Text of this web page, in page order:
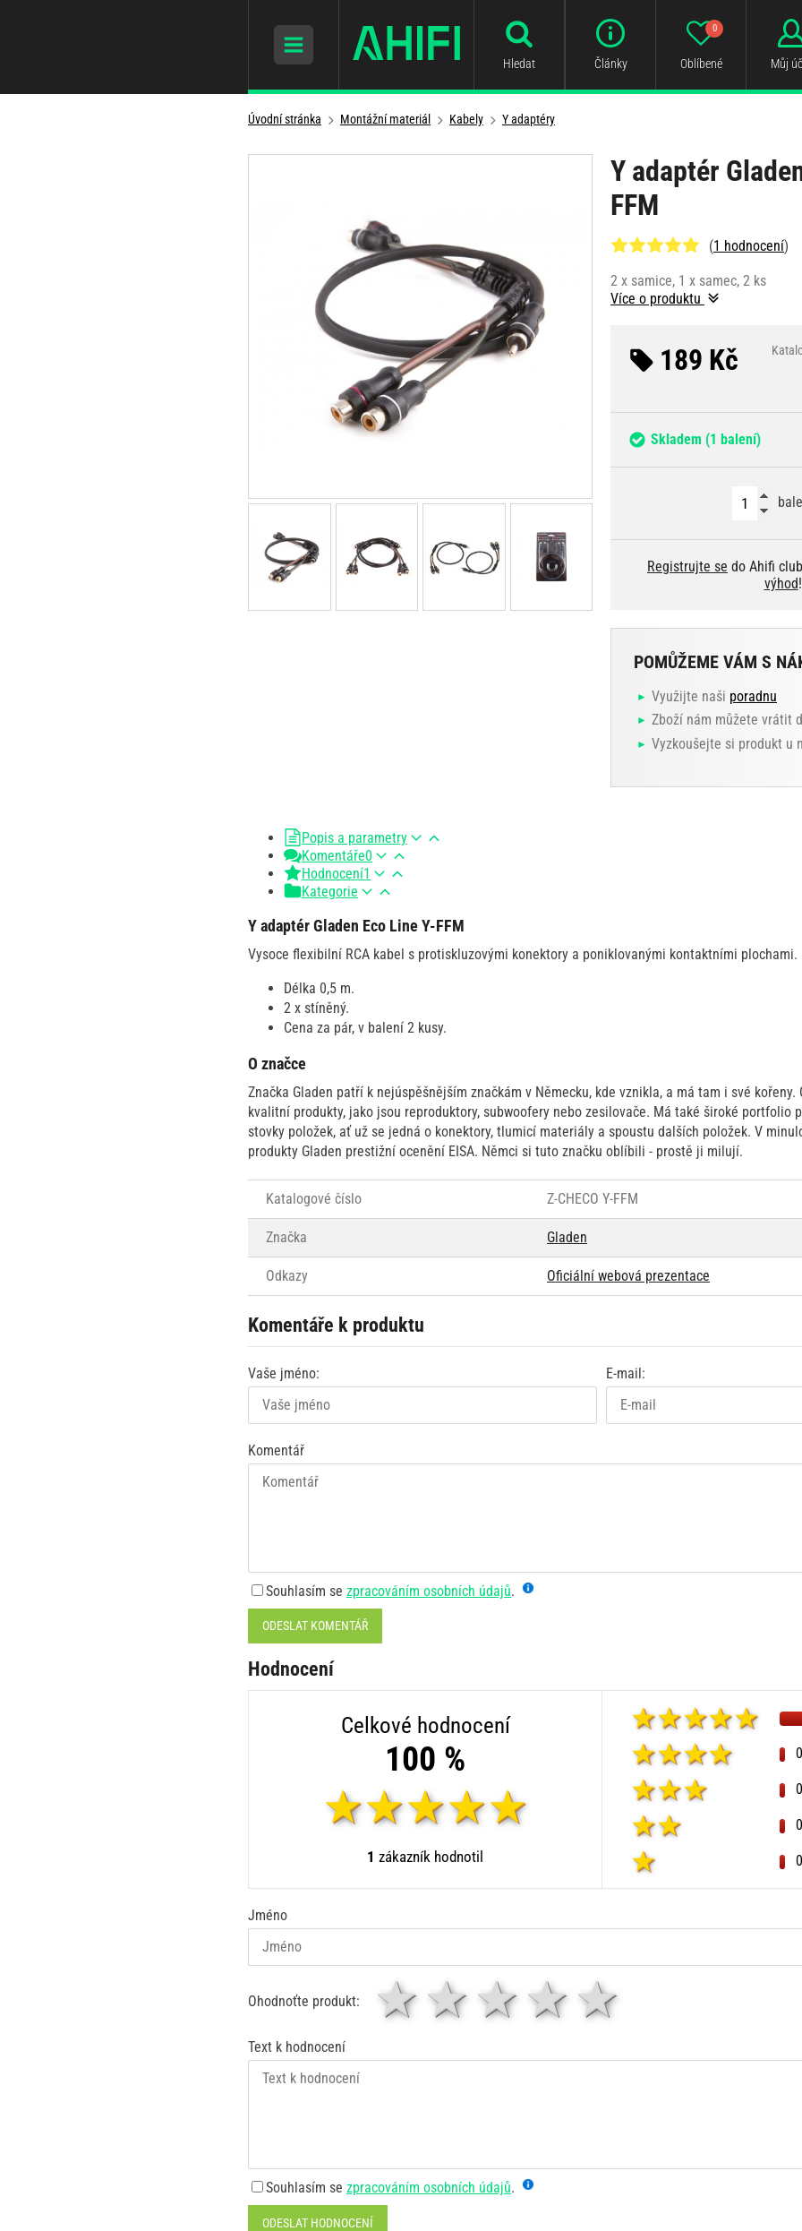
Hledat Články Oblíbené
0
Můj
Úvodní stránka Montážní materiál Kabely Y adaptéry
Y adaptér
FFM
(1 hodnocení)
2 x samice, 1 x samec, 2 ks
Více o produktu
189 Kč
Skladem (1 balení)
Registrujte se do Ahifi
výhod!
POMŮŽEME VÁM S
Využijte naši poradnu
Zboží nám můžete vrátit
Vyzkoušejte si produkt u
Popis a parametry
Komentáře0
Hodnocení1
Kategorie
Y adaptér Gladen Eco Line Y-FFM
Vysoce flexibilní RCA kabel s protiskluzovými konektory a poniklovanými kontaktními plochami.
Délka 0,5 m.
2 x stíněný.
Cena za pár, v balení 2 kusy.
O značce
Značka Gladen patří k nejúspěšnějším značkám v Německu, kde vznikla, a má tam i své kořeny.
kvalitní produkty, jako jsou reproduktory, subwoofery nebo zesilovače. Má také široké portfolio
stovky položek, ať už se jedná o konektory, tlumicí materiály a spoustu dalších položek. V
produkty Gladen prestižní ocenění EISA. Němci si tuto značku oblíbili - prostě ji milují.
Katalogové číslo Z-CHECO Y-FFM
Značka Gladen
Odkazy Oficiální webová prezentace
Komentáře k produktu
Vaše jméno: E-mail:
Komentář
Souhlasím se zpracováním osobních údajů.
ODESLAT KOMENTÁŘ
Hodnocení
Celkové hodnocení
100 %
1 zákazník hodnotil
Jméno
Ohodnoťte produkt: 4 hvězdy
3 hvězdy
2 hvězdy
1 hvězda
Text k hodnocení
Souhlasím se zpracováním osobních údajů.
ODESLAT HODNOCENÍ